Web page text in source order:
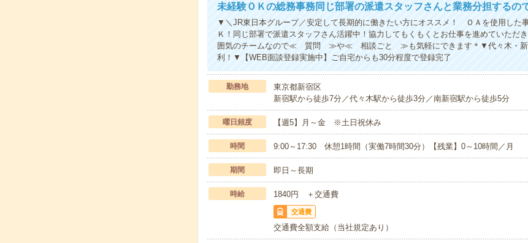
未経験ＯＫの総務事務同じ部署の派遣スタッフさんと業務分担するの
▼＼JR東日本グループ／安定して長期的に働きたい方にオススメ！ ＯＡを使用した
Ｋ！同じ部署で派遣スタッフさん活躍中！協力してもくもくとお仕事を進めていた
囲気のチームなので≪ 質問 ≫や≪ 相談ごと ≫も気軽にできます＊▼代々木・新
利！▼【WEB面談登録実施中】ご自宅からも30分程度で登録完了
勤務地
東京都新宿区
新宿駅から徒歩7分／代々木駅から徒歩3分／南新宿駅から徒歩5分
曜日頻度 【週5】月～金 ※土日祝休み
時間 9:00～17:30 休憩1時間（実働7時間30分）【残業】0～10時間／月
期間 即日～長期
時給 1840円 ＋交通費
交通費
交通費全額支給（当社規定あり）